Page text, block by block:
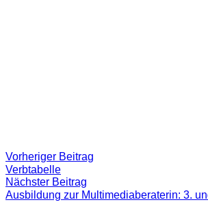
Beitragsnavigation
Vorheriger Beitrag
Verbtabelle
Nächster Beitrag
Beitrag
Ausbildung zur Multimediaberaterin: 3.